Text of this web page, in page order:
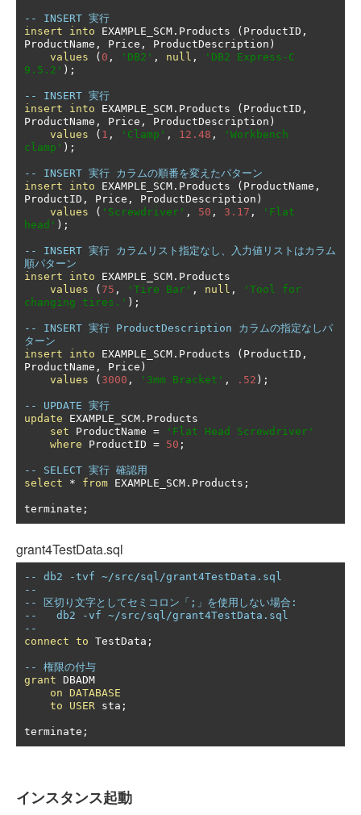
-- INSERT 実行
insert
into EXAMPLE_SCM . Products ( ProductID ,
ProductName , Price , ProductDescription )
values
( 0 , 'DB2' , null ,
'DB2 Express-C
9.5.2' );
-- INSERT 実行
insert
into EXAMPLE_SCM . Products ( ProductID ,
ProductName , Price , ProductDescription )
values
( 1 , 'Clamp' , 12.48 ,
'Workbench
clamp' );
-- INSERT 実行 カラムの順番を変えたパターン
insert
into EXAMPLE_SCM . Products ( ProductName ,
ProductID , Price , ProductDescription )
values
( 'Screwdriver' , 50 , 3.17 ,
'Flat
head' );
-- INSERT 実行 カラムリスト指定なし、入力値リストはカラム
順パターン
insert
into EXAMPLE_SCM . Products
values
( 75 , 'Tire Bar' , null ,
'Tool for
changing tires.' );
-- INSERT 実行 ProductDescription カラムの指定なしパ
ターン
insert
into EXAMPLE_SCM . Products ( ProductID ,
ProductName , Price )
values
( 3000 , '3mm Bracket' , .52 );
-- UPDATE 実行
update EXAMPLE_SCM . Products
set ProductName =
'Flat Head Screwdriver'
where ProductID = 50 ;
-- SELECT 実行 確認用
select
* from EXAMPLE_SCM . Products ;
terminate ;
grant4TestData.sql
-- db2 -tvf ~/src/sql/grant4TestData.sql
--
-- 区切り文字としてセミコロン「;」を使用しない場合:
--   db2 -vf ~/src/sql/grant4TestData.sql
--
connect to TestData ;
-- 権限の付与
grant DBADM
on
DATABASE
to
USER sta ;
terminate ;
インスタンス起動